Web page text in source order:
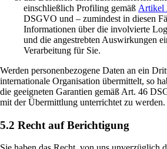
einschließlich Profiling gemäß Artikel
DSGVO und – zumindest in diesen
Informationen über die involvierte
und die angestrebten Auswirkungen
Verarbeitung für Sie.
Werden personenbezogene Daten an ein
internationale Organisation übermittelt, so
die geeigneten Garantien gemäß Art. 46
mit der Übermittlung unterrichtet zu werden.
5.2 Recht auf Berichtigung